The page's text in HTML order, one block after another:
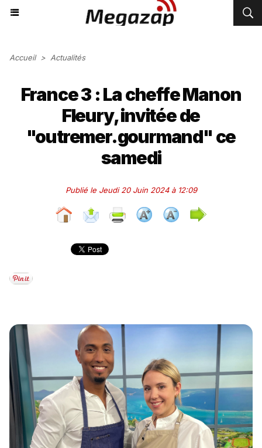
Accueil > Actualités
France 3 : La cheffe Manon
Fleury, invitée de
"outremer.gourmand" ce
samedi
Publié le Jeudi 20 Juin 2024 à 12:09